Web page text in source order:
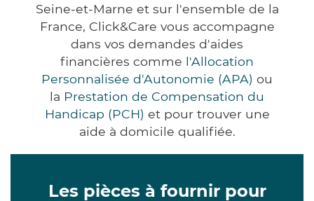
Seine-et-Marne et sur l'ensemble de la
France, Click&Care vous accompagne
dans vos demandes d'aides
financières comme l'Allocation
Personnalisée d'Autonomie (APA) ou
la Prestation de Compensation du
Handicap (PCH) et pour trouver une
aide à domicile qualifiée.
Les pièces à fournir pour